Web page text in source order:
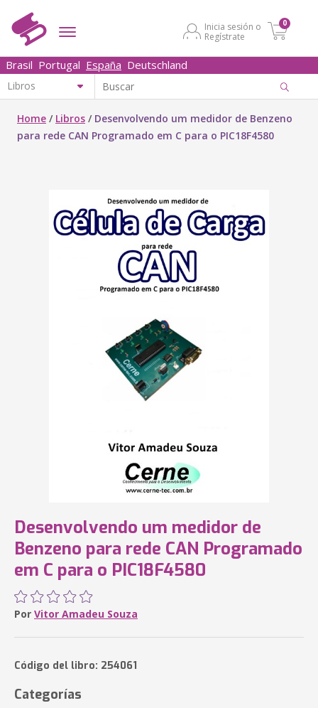
Inicia sesión o
Regístrate
0
Brasil Portugal España Deutschland
Home / Libros / Desenvolvendo um medidor de Benzeno
para rede CAN Programado em C para o PIC18F4580
Desenvolvendo um medidor de
Benzeno para rede CAN Programado
em C para o PIC18F4580
Por Vitor Amadeu Souza
Código del libro: 254061
Categorías